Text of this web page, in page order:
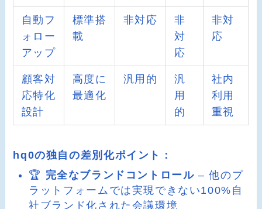
自動フ
ォロー
アップ
標準搭
載
非対応
非
対
応
非対
応
顧客対
応特化
設計
高度に
最適化
汎用的
汎
用
的
社内
利用
重視
hq0の独自の差別化ポイント：
🏆 完全なブランドコントロール – 他のプ
ラットフォームでは実現できない100%自
社ブランド化された会議環境